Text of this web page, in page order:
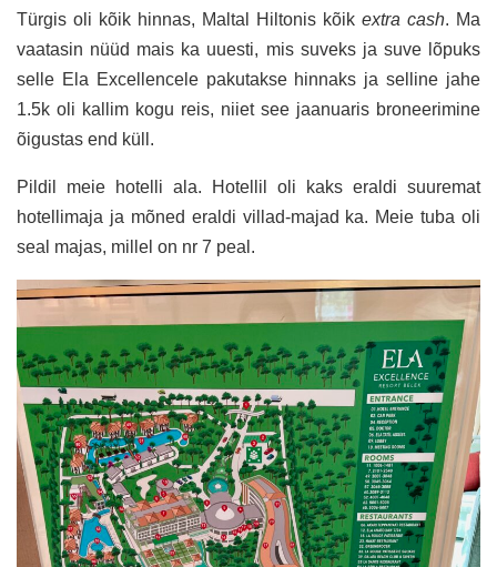
Türgis oli kõik hinnas, Maltal Hiltonis kõik extra cash. Ma
vaatasin nüüd mais ka uuesti, mis suveks ja suve lõpuks
selle Ela Excellencele pakutakse hinnaks ja selline jahe
1.5k oli kallim kogu reis, niiet see jaanuaris broneerimine
õigustas end küll.
Pildil meie hotelli ala. Hotellil oli kaks eraldi suuremat
hotellimaja ja mõned eraldi villad-majad ka. Meie tuba oli
seal majas, millel on nr 7 peal.